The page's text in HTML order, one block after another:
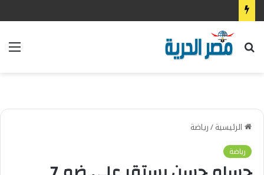
بحث
الرئيسية/رياضة
رياضة